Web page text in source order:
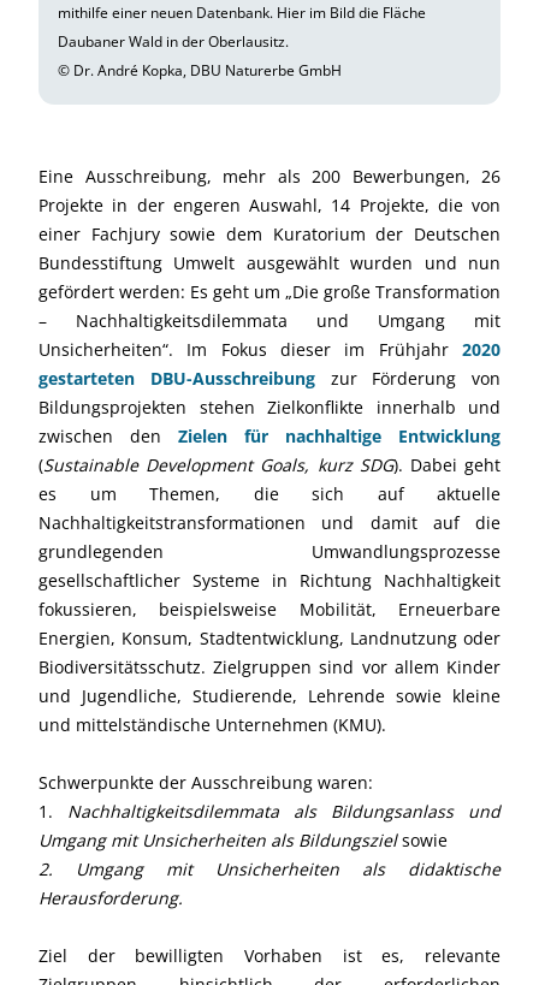
mithilfe einer neuen Datenbank. Hier im Bild die Fläche
Daubaner Wald in der Oberlausitz.
© Dr. André Kopka, DBU Naturerbe GmbH
Eine Ausschreibung, mehr als 200 Bewerbungen, 26
Projekte in der engeren Auswahl, 14 Projekte, die von
einer Fachjury sowie dem Kuratorium der Deutschen
Bundesstiftung Umwelt ausgewählt wurden und nun
gefördert werden: Es geht um „Die große Transformation
– Nachhaltigkeitsdilemmata und Umgang mit
Unsicherheiten“. Im Fokus dieser im Frühjahr 2020
gestarteten DBU-Ausschreibungzur Förderung von
Bildungsprojekten stehen Zielkonflikte innerhalb und
zwischen den Zielen für nachhaltige Entwicklung
(Sustainable Development Goals, kurz SDG). Dabei geht
es um Themen, die sich auf aktuelle
Nachhaltigkeitstransformationen und damit auf die
grundlegenden Umwandlungsprozesse
gesellschaftlicher Systeme in Richtung Nachhaltigkeit
fokussieren, beispielsweise Mobilität, Erneuerbare
Energien, Konsum, Stadtentwicklung, Landnutzung oder
Biodiversitätsschutz. Zielgruppen sind vor allem Kinder
und Jugendliche, Studierende, Lehrende sowie kleine
und mittelständische Unternehmen (KMU).
Schwerpunkte der Ausschreibung waren:
1. Nachhaltigkeitsdilemmata als Bildungsanlass und
Umgang mit Unsicherheiten als Bildungszielsowie
2. Umgang mit Unsicherheiten als didaktische
Herausforderung.
Ziel der bewilligten Vorhaben ist es, relevante